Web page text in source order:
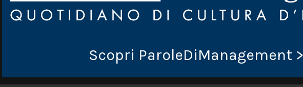
Scopri ParoleDiManagement >